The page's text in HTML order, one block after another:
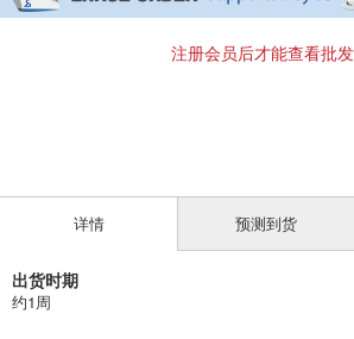
注册会员后才能查看批
详情
出货时期
约1周
预测到货